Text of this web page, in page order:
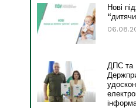
Нові
ДПС та